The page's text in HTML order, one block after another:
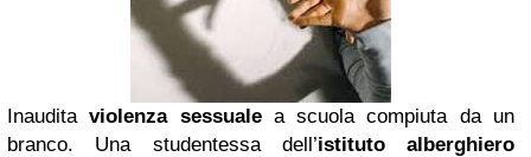
Inauditaviolenza sessualea scuola compiuta da un
branco. Una studentessa dell’istituto alberghiero